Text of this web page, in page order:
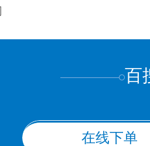
百
在线下单